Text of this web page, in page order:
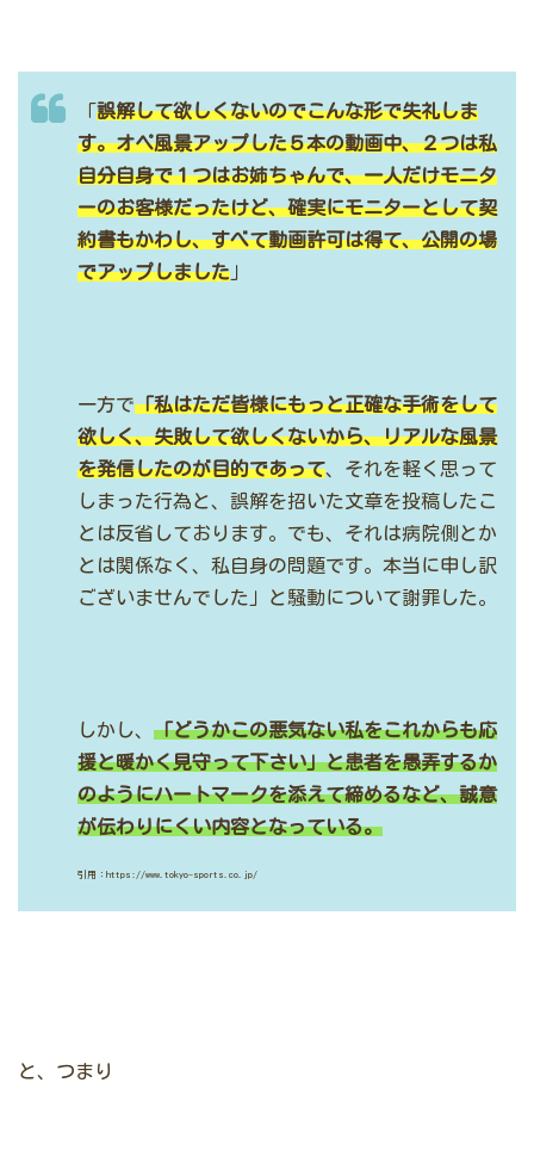
「誤解して欲しくないのでこんな形で失礼しま
す。オペ風景アップした５本の動画中、２つは私
自分自身で１つはお姉ちゃんで、一人だけモニタ
ーのお客様だったけど、確実にモニターとして契
約書もかわし、すべて動画許可は得て、公開の場
でアップしました 」
一方で「私はただ皆様にもっと正確な手術をして
欲しく、失敗して欲しくないから、リアルな風景
を発信したのが目的であって、それを軽く思って
しまった行為と、誤解を招いた文章を投稿したこ
とは反省しております。でも、それは病院側とか
とは関係なく、私自身の問題です。本当に申し訳
ございませんでした」と騒動について謝罪した。
しかし、 「どうかこの悪気ない私をこれからも応
援と暖かく見守って下さい」と患者を愚弄するか
のようにハートマークを添えて締めるなど、誠意
が伝わりにくい内容となっている。
引用：https://www.tokyo-sports.co.jp/
と、つまり